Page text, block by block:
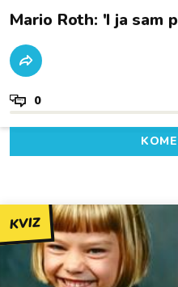
Mario Roth: 'I ja sam
0
KVIZ